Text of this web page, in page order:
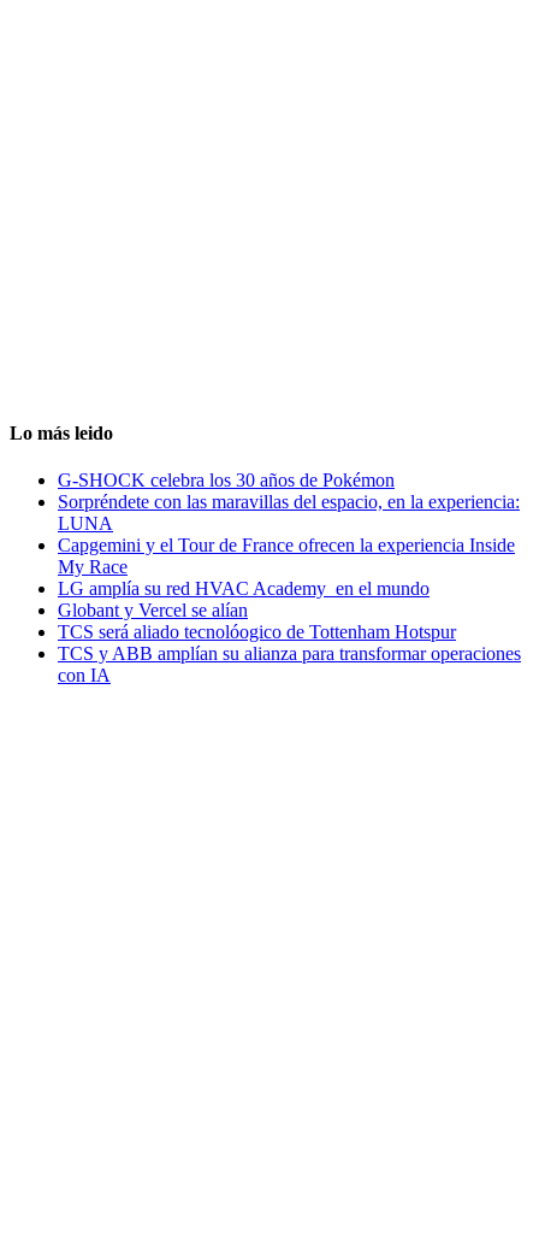
Lo más leido
G-SHOCK celebra los 30 años de Pokémon
Sorpréndete con las maravillas del espacio, en la experiencia:
LUNA
Capgemini y el Tour de France ofrecen la experiencia Inside
My Race
LG amplía su red HVAC Academy en el mundo
Globant y Vercel se alían
TCS será aliado tecnolóogico de Tottenham Hotspur
TCS y ABB amplían su alianza para transformar operaciones
con IA